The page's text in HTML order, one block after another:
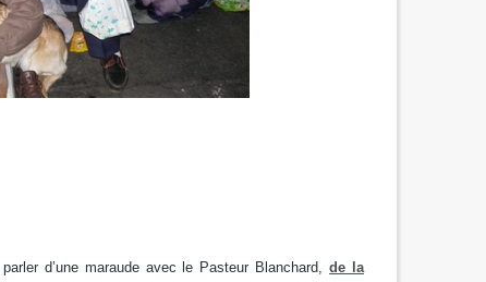
d’une maraude avec le Pasteur Blanchard,de la